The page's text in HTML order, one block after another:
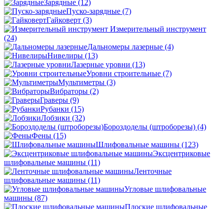
Зарядные (12)
Пуско-зарядные (7)
Гайковерт (3)
Измерительный инструмент
(24)
Дальномеры лазерные (4)
Нивелиры (13)
Лазерные уровни (13)
Уровни строительные (7)
Мультиметры (3)
Вибраторы (2)
Граверы (9)
Рубанки (15)
Лобзики (32)
Бороздоделы (штроборезы) (4)
Фены (15)
Шлифовальные машины (123)
Эксцентриковые
шлифовальные машины (11)
Ленточные
шлифовальные машины (11)
Угловые шлифовальные
машины (87)
Плоские шлифовальные